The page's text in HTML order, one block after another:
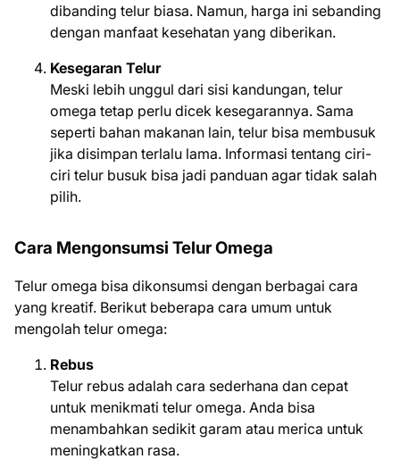
dibanding telur biasa. Namun, harga ini sebanding
dengan manfaat kesehatan yang diberikan.
Kesegaran Telur
Meski lebih unggul dari sisi kandungan, telur
omega tetap perlu dicek kesegarannya. Sama
seperti bahan makanan lain, telur bisa membusuk
jika disimpan terlalu lama. Informasi tentang ciri-
ciri telur busuk bisa jadi panduan agar tidak salah
pilih.
Cara Mengonsumsi Telur Omega
Telur omega bisa dikonsumsi dengan berbagai cara
yang kreatif. Berikut beberapa cara umum untuk
mengolah telur omega:
Rebus
Telur rebus adalah cara sederhana dan cepat
untuk menikmati telur omega. Anda bisa
menambahkan sedikit garam atau merica untuk
meningkatkan rasa.